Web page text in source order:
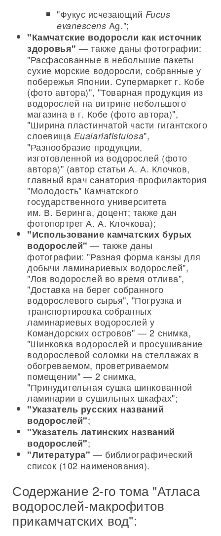
"Фукус исчезающий Fucus
evanescens Ag.";
"Камчатские водоросли как источник
здоровья" — также даны фотографии:
"Расфасованные в небольшие пакеты
сухие морские водоросли, собранные у
побережья Японии. Супермаркет г. Кобе
(фото автора)", "Товарная продукция из
водорослей на витрине небольшого
магазина в г. Кобе (фото автора)",
"Ширина пластинчатой части гигантского
слоевища Eualariafistulosa",
"Разнообразие продукции,
изготовленной из водорослей (фото
автора)" (автор статьи А. А. Клочков,
главный врач санатория-профилактория
"Молодость" Камчатского
государственного университета
им. В. Беринга, доцент; также дан
фотопортрет А. А. Клочкова);
"Использование камчатских бурых
водорослей" — также даны
фотографии: "Разная форма канзы для
добычи ламинариевых водорослей",
"Лов водорослей во время отлива",
"Доставка на берег собранного
водорослевого сырья", "Погрузка и
транспортировка собранных
ламинариевых водорослей у
Командорских островов" — 2 снимка,
"Шинковка водорослей и просушивание
водорослевой соломки на стеллажах в
обогреваемом, проветриваемом
помещении" — 2 снимка,
"Принудительная сушка шинкованной
ламинарии в сушильных шкафах";
"Указатель русских названий
водорослей";
"Указатель латинских названий
водорослей";
"Литература" — библиографический
список (102 наименования).
Содержание 2-го тома "Атласа
водорослей-макрофитов
прикамчатских вод":